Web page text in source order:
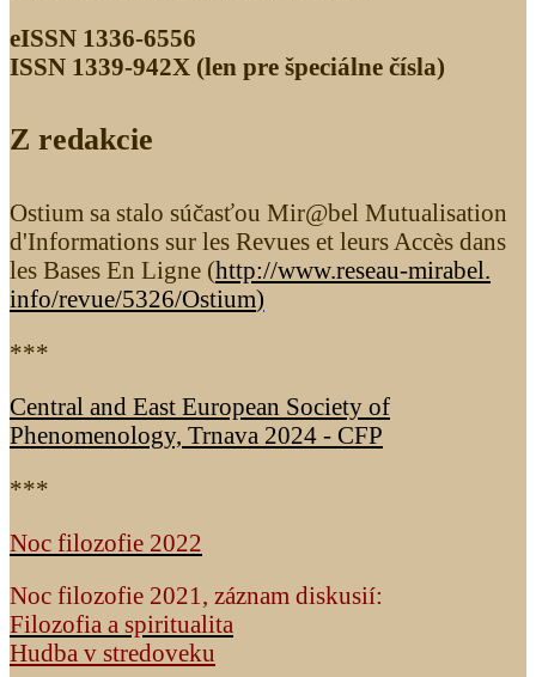
eISSN 1336-6556
ISSN 1339­-942X (len pre špeciálne čísla)
Z redakcie
Ostium sa stalo súčasťou Mir@bel Mutualisation
d'Informations sur les Revues et leurs Accès dans
les Bases En Ligne (http://www.reseau-mirabel.
info/revue/5326/Ostium)
***
Central and East European Society of
Phenomenology, Trnava 2024 - CFP
***
Noc filozofie 2022
Noc filozofie 2021, záznam diskusií:
Filozofia a spiritualita
Hudba v stredoveku